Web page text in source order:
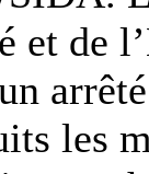
et de
les